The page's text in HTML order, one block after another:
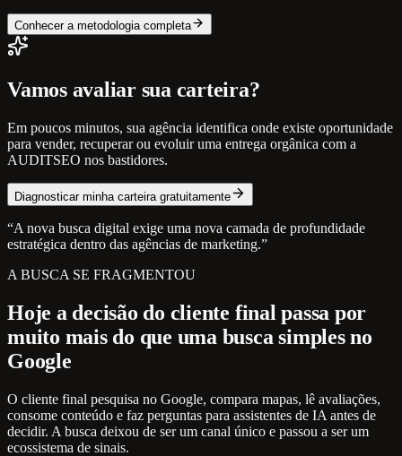
Conhecer a metodologia completa
Vamos avaliar sua carteira?
Em poucos minutos, sua agência identifica onde existe oportunidade
para vender, recuperar ou evoluir uma entrega orgânica com a
AUDITSEO nos bastidores.
Diagnosticar minha carteira gratuitamente
“A nova busca digital exige uma nova camada de profundidade
estratégica dentro das agências de marketing.”
A BUSCA SE FRAGMENTOU
Hoje a decisão do cliente final passa por
muito mais do que uma busca simples no
Google
O cliente final pesquisa no Google, compara mapas, lê avaliações,
consome conteúdo e faz perguntas para assistentes de IA antes de
decidir. A busca deixou de ser um canal único e passou a ser um
ecossistema de sinais.